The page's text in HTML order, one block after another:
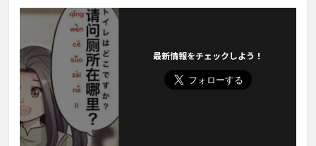
最新情報をチェックしよう！